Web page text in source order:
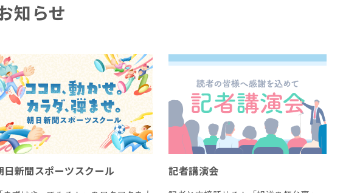
知らせ
日新聞スポーツスクール 記者講演会